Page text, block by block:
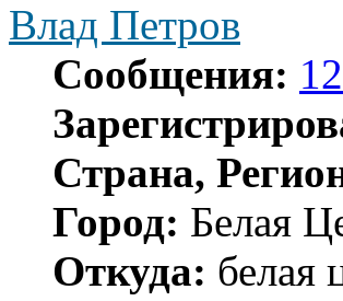
Влад Петров
Сообщения:
Страна,
Город: Белая
Откуда: белая